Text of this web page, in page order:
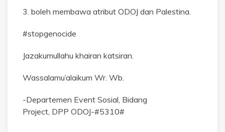
3. boleh membawa atribut ODOJ dan Palestina.
#stopgenocide
Jazakumullahu khairan katsiran.
Wassalamu’alaikum Wr. Wb.
-Departemen Event Sosial, Bidang
Project, DPP ODOJ-#5310#